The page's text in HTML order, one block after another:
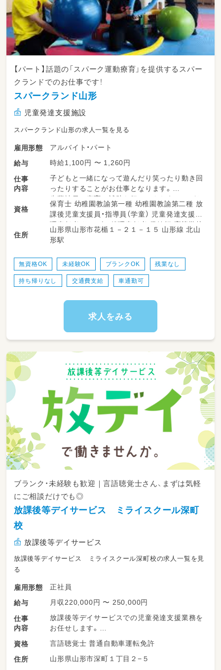
9:00～10:00 送迎
10:00～10:45 個別療育
10:45～12:00 記録
12:00～13:00 送迎 ※送迎がない場合はお
昼休憩
13:00～14:00 お昼休憩
14:30～15:15 小集団療育
16:30～ 送迎
17:00～17:30 記録
17:30 退勤
・従事すべき業務の変更の範囲：法人の定める業
務
（ミライスクール深町校での勤務となります）。
ただし、将来的な事業所拡大にともない、変更と
なる可能性があります。
いずれも先輩スタッフのサポートを受けながら
進められますので、経験の浅い方でも安心して
【パート】話題の「スパーク運動療育」を提供するスパー
クランドでのお仕事です！
スパークランド山形
児童発達支援施設
スパークランド山形の求人一覧を見る
雇用形態
アルバイト・パート
給与
時給1,100円 〜 1,260円
仕事
内容
子どもと一緒になって遊んだり笑ったり動き回
ったりすることがお仕事となります。
先輩社員の療育の補助を行ってもらうことがお
仕事です。
スパークで行う療育は運動療育です。運動療育
は、子供の興味を生かしながら子どもの意思で
育にスパークの特徴である脳科学、発達心理学
の要素を加えていく総合的発達支援プログラム
になります。
資格
保育士 幼稚園教諭第一種 幼稚園教諭第二種 放
課後児童支援員・指導員（学童） 児童発達支援管
理責任者 サービス管理責任者 保健師 高等学校
教諭普通免許 中学校教諭普通免許 小学校教諭
普通免許 社会福祉士 相談支援専門員 言語聴覚
士 作業療法士 理学療法士 心理士 精神保健福
祉士 普通自動車運転免許
住所
山形県山形市花楯１－２１－１５ 山形線 北山
形駅
無資格OK 未経験OK ブランクOK 残業なし
持ち帰りなし 交通費支給 車通勤可
求人をみる
ブランク・未経験も歓迎｜言語聴覚士さん、まずは気軽
にご相談だけでも◎
放課後等デイサービス ミライスクール深町
校
放課後等デイサービス
放課後等デイサービス ミライスクール深町校の求人一覧を見
る
雇用形態
正社員
給与
月収220,000円 〜 250,000円
仕事
内容
放課後等デイサービスでの児童発達支援業務を
お任せします。
※対象：発達障がい・知的障がいのある小学生・
中学生
資格
言語聴覚士 普通自動車運転免許
住所
山形県山形市深町１丁目２−５